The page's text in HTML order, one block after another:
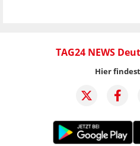
TAG24 NEWS
Hier